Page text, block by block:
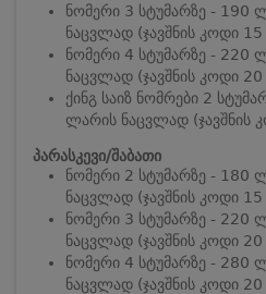
ნომერი 3 სტუმარზე -
ნაცვლად (ჯავშნის კოდი
ნომერი 4 სტუმარზე -
ნაცვლად (ჯავშნის კოდი
ქინგ საიზ ნომრები 2
ლარის ნაცვლად (ჯავშნის
პარასკევი/შაბათი
ნომერი 2 სტუმარზე -
ნაცვლად (ჯავშნის კოდი
ნომერი 3 სტუმარზე -
ნაცვლად (ჯავშნის კოდი
ნომერი 4 სტუმარზე -
ნაცვლად (ჯავშნის კოდი